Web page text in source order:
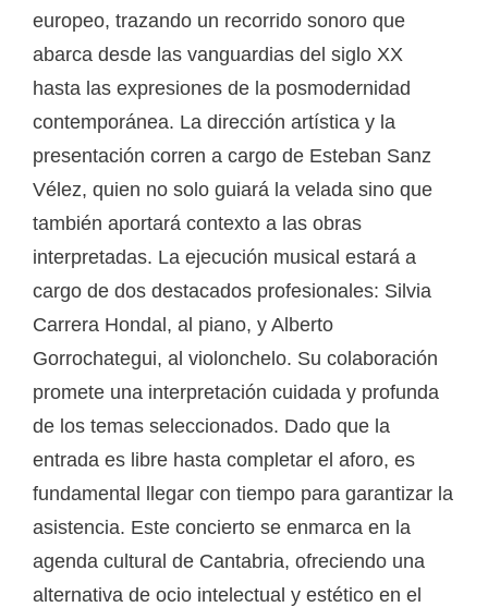
europeo, trazando un recorrido sonoro que
abarca desde las vanguardias del siglo XX
hasta las expresiones de la posmodernidad
contemporánea. La dirección artística y la
presentación corren a cargo de Esteban Sanz
Vélez, quien no solo guiará la velada sino que
también aportará contexto a las obras
interpretadas. La ejecución musical estará a
cargo de dos destacados profesionales: Silvia
Carrera Hondal, al piano, y Alberto
Gorrochategui, al violonchelo. Su colaboración
promete una interpretación cuidada y profunda
de los temas seleccionados. Dado que la
entrada es libre hasta completar el aforo, es
fundamental llegar con tiempo para garantizar la
asistencia. Este concierto se enmarca en la
agenda cultural de Cantabria, ofreciendo una
alternativa de ocio intelectual y estético en el